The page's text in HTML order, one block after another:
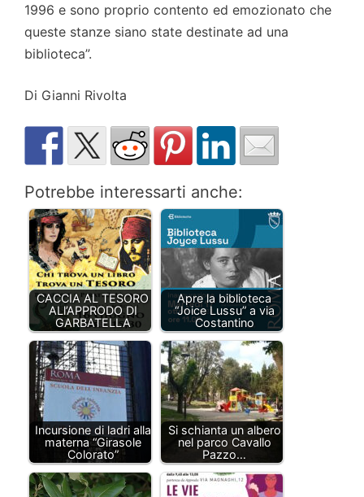
1996 e sono proprio contento ed emozionato che
queste stanze siano state destinate ad una
biblioteca”.
Di Gianni Rivolta
Potrebbe interessarti anche:
CACCIA AL TESORO
ALl’APPRODO DI
GARBATELLA
Apre la biblioteca
“Joice Lussu” a via
Costantino
Incursione di ladri alla
materna “Girasole
Colorato”
Si schianta un albero
nel parco Cavallo
Pazzo…